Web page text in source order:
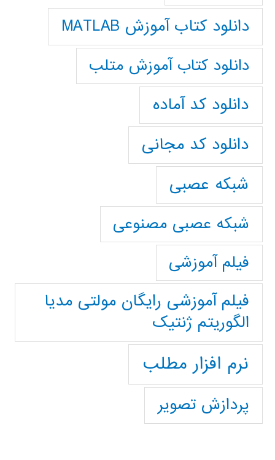
دانلود کتاب آموزش MATLAB
دانلود کتاب آموزش متلب
دانلود کد آماده
دانلود کد مجانی
شبکه عصبی
شبکه عصبی مصنوعی
فیلم آموزشی
فیلم آموزشی رایگان مولتی مدیا
الگوریتم ژنتیک
نرم افزار مطلب
پردازش تصویر